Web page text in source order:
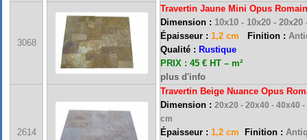
3068
Travertin Jaune Mini Opus Romain
Dimension : 10x10 - 10x20 - 20x20
Épaisseur : 1,2 cm Finition :
Qualité : Rustique
PRIX : 45 € HT – m²
plus d'info
2614
Travertin Beige Nuance Opus
Dimension : 20x20 - 20x40 - 40x40
cm
Épaisseur : 1,2 cm Finition :